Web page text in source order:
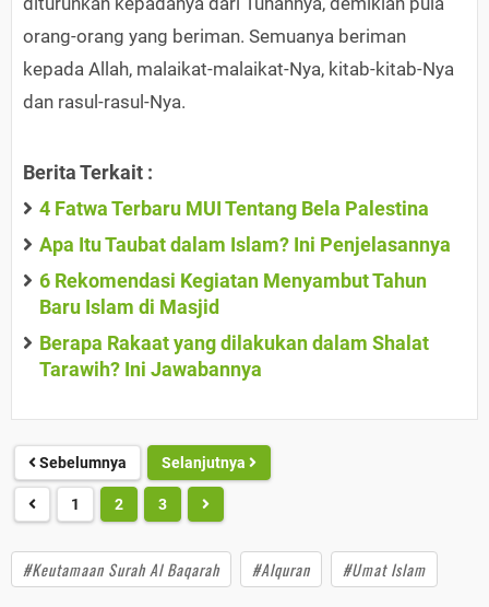
orang-orang yang beriman. Semuanya beriman
kepada Allah, malaikat-malaikat-Nya, kitab-kitab-Nya
dan rasul-rasul-Nya.
Berita Terkait :
4 Fatwa Terbaru MUI Tentang Bela Palestina
Apa Itu Taubat dalam Islam? Ini Penjelasannya
6 Rekomendasi Kegiatan Menyambut Tahun
Baru Islam di Masjid
Berapa Rakaat yang dilakukan dalam Shalat
Tarawih? Ini Jawabannya
Sebelumnya Selanjutnya
1 2 3
#Keutamaan Surah Al Baqarah #Alquran #Umat Islam